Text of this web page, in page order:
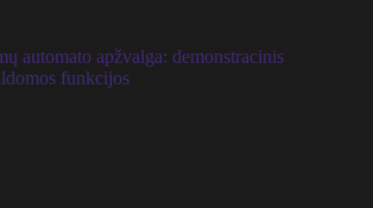
automato apžvalga: demonstracinis
funkcijos